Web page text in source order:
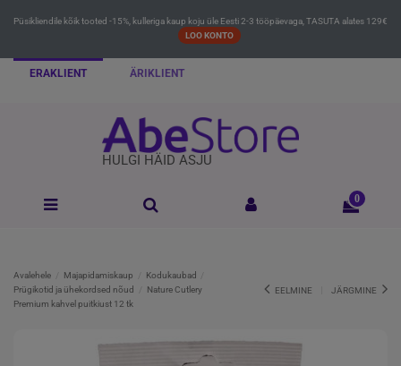
Püsikliendile kõik tooted -15%, kulleriga kaup koju üle Eesti 2-3 tööpäevaga, TASUTA alates 129€
LOO KONTO
ERAKLIENT ÄRIKLIENT
HULGI HÄID ASJU
0
Avalehele Majapidamiskaup
Kodukaubad
Prügikotid ja ühekordsed nõud
Nature Cutlery
Premium kahvel puitkiust 12 tk
EELMINE JÄRGMINE